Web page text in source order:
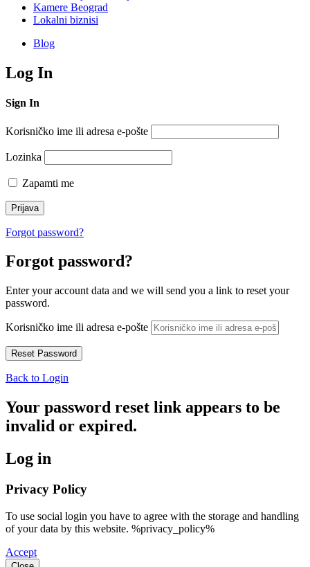
Kamere Beograd
Lokalni biznisi
Blog
Log In
Sign In
Korisničko ime ili adresa e-pošte
Lozinka
Zapamti me
Forgot password?
Forgot password?
Enter your account data and we will send you a link to reset your
password.
Korisničko ime ili adresa e-pošte
Back to Login
Your password reset link appears to be
invalid or expired.
Log in
Privacy Policy
To use social login you have to agree with the storage and handling
of your data by this website. %privacy_policy%
Accept